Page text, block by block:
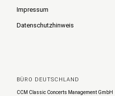
Impressum
Datenschutzhinweis
BÜRO DEUTSCHLAND
CCM Classic Concerts Management GmbH